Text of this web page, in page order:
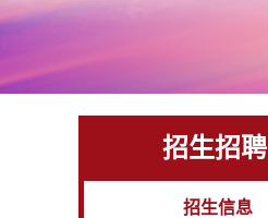
招生招聘
招生信息